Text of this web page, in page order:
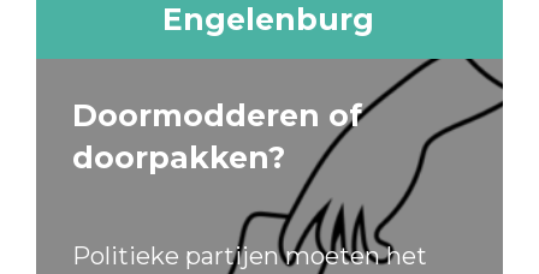
Engelenburg
Doormodderen of
doorpakken?
Politieke partijen moeten het